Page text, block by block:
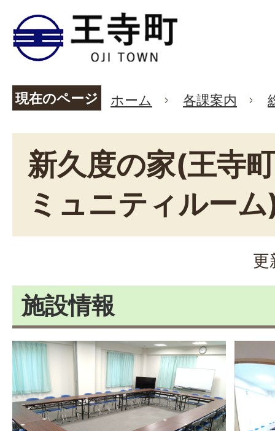
現在のページ ホーム 各課案内
新久度の家(王寺
ミュニティルー
更
施設情報